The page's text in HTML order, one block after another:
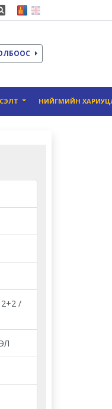
НИЙГМИЙН
/